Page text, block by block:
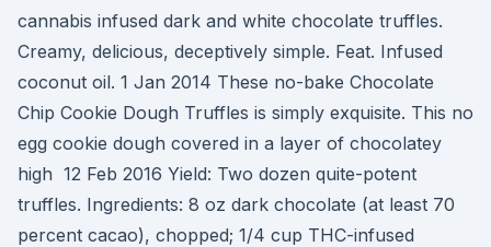
cannabis infused dark and white chocolate truffles.
Creamy, delicious, deceptively simple. Feat. Infused
coconut oil. 1 Jan 2014 These no-bake Chocolate
Chip Cookie Dough Truffles is simply exquisite. This no
egg cookie dough covered in a layer of chocolatey
high 12 Feb 2016 Yield: Two dozen quite-potent
truffles. Ingredients: 8 oz dark chocolate (at least 70
percent cacao), chopped; 1/4 cup THC-infused